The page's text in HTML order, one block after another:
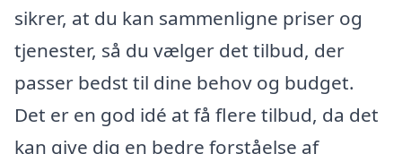
sikrer, at du kan sammenligne priser og
tjenester, så du vælger det tilbud, der
passer bedst til dine behov og budget.
Det er en god idé at få flere tilbud, da det
kan give dig en bedre forståelse af